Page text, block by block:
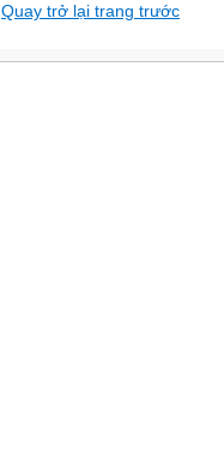
Quay trở lại trang trước